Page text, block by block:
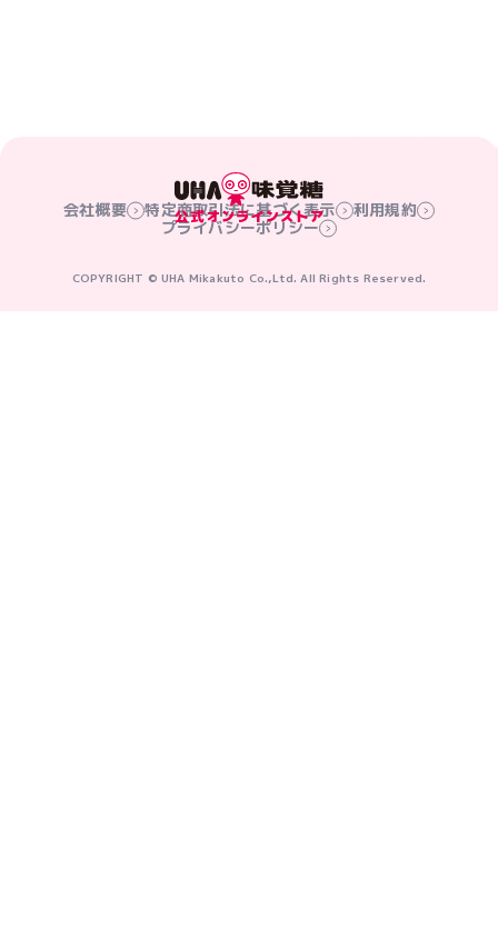
会社概要 特定商取引法に基づく表示
利用規約
プライバシーポリシー
COPYRIGHT © UHA Mikakuto Co.,Ltd. All Rights Reserved.